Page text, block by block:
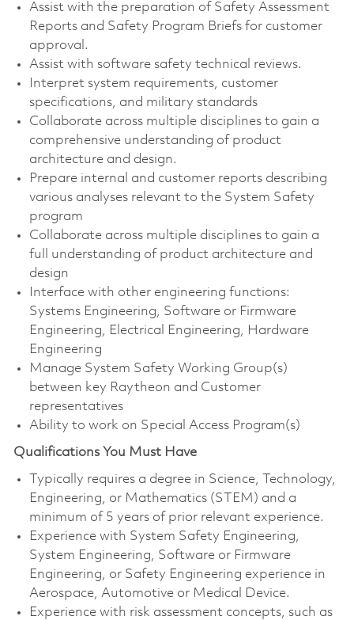
Assist with the preparation of Safety Assessment
Reports and Safety Program Briefs for customer
approval.
Assist with software safety technical reviews.
Interpret system requirements, customer
specifications, and military standards
Collaborate across multiple disciplines to gain a
comprehensive understanding of product
architecture and design.
Prepare internal and customer reports describing
various analyses relevant to the System Safety
program
Collaborate across multiple disciplines to gain a
full understanding of product architecture and
design
Interface with other engineering functions:
Systems Engineering, Software or Firmware
Engineering, Electrical Engineering, Hardware
Engineering
Manage System Safety Working Group(s)
between key Raytheon and Customer
representatives
Ability to work on Special Access Program(s)
Qualifications You Must Have
Typically requires a degree in Science, Technology,
Engineering, or Mathematics (STEM) and a
minimum of 5 years of prior relevant experience.
Experience with System Safety Engineering,
System Engineering, Software or Firmware
Engineering, or Safety Engineering experience in
Aerospace, Automotive or Medical Device.
Experience with risk assessment concepts, such as